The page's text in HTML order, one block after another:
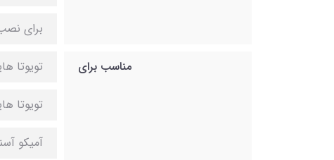
برای
مناسب برای تویوتا
تویوتا
آمیکو